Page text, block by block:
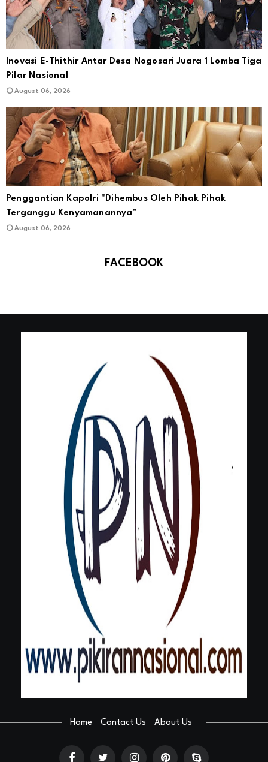
Inovasi E-Thithir Antar Desa Nogosari Juara 1 Lomba Tiga
Pilar Nasional
August 06, 2026
Penggantian Kapolri "Dihembus Oleh Pihak Pihak
Terganggu Kenyamanannya"
August 06, 2026
FACEBOOK
Home Contact Us About Us